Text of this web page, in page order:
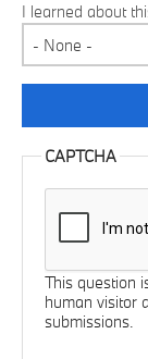
I learned about
CAPTCHA
This question
human visitor
submissions.